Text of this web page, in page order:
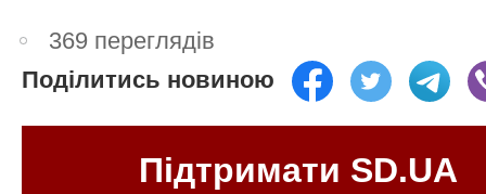
369 переглядів
Поділитись новиною
Підтримати SD.UA